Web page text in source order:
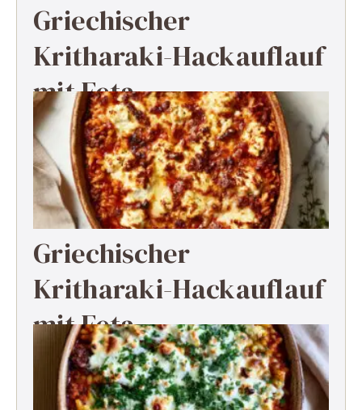
Griechischer
Kritharaki-Hackauflauf
mit Feta
Griechischer
Kritharaki-Hackauflauf
mit Feta